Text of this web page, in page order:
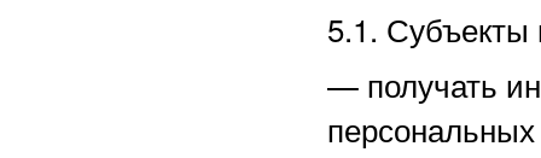
5.1.
— получать